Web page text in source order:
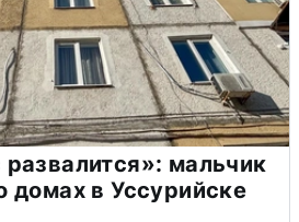
развалится»: мальчик
домах в Уссурийске